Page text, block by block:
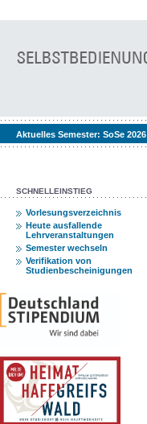
Aktuelles Semester: SoSe 2026
SCHNELLEINSTIEG
Vorlesungsverzeichnis
Heute ausfallende
Lehrveranstaltungen
Semester wechseln
Verifikation von
Studienbescheinigungen